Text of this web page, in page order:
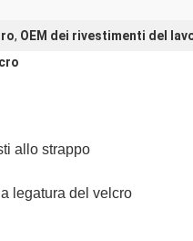
, OEM dei rivestimenti del
allo strappo
legatura del velcro